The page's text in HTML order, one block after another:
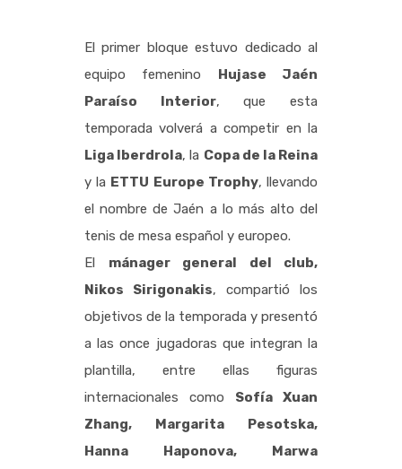
El primer bloque estuvo dedicado al
equipo femenino Hujase Jaén
Paraíso Interior, que esta
temporada volverá a competir en la
Liga Iberdrola, la Copa de la Reina
y la ETTU Europe Trophy, llevando
el nombre de Jaén a lo más alto del
tenis de mesa español y europeo.
El mánager general del club,
Nikos Sirigonakis, compartió los
objetivos de la temporada y presentó
a las once jugadoras que integran la
plantilla, entre ellas figuras
internacionales como Sofía Xuan
Zhang, Margarita Pesotska,
Hanna Haponova, Marwa